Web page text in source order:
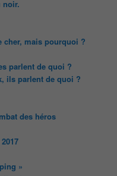
noir.
cher, mais pourquoi ?
parlent de quoi ?
ils parlent de quoi ?
des héros
»